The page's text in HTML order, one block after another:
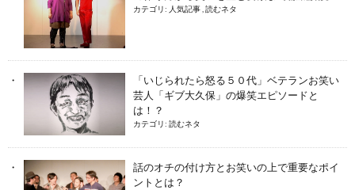
カテゴリ: 人気記事 読むネタ
「いじられたら怒る５０代」ベテランお笑い
芸人「ギブ大久保」の爆笑エピソードと
は！？
カテゴリ: 読むネタ
話のオチの付け方とお笑いの上で重要なポイ
ントとは？